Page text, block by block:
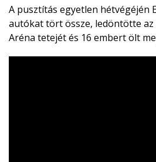
A pusztítás egyetlen hétvégéjén
autókat tört össze, ledöntötte
Aréna tetejét és 16 embert ölt